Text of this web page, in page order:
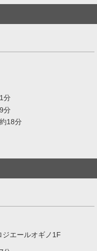
分
分
18分
エールオギノ1F